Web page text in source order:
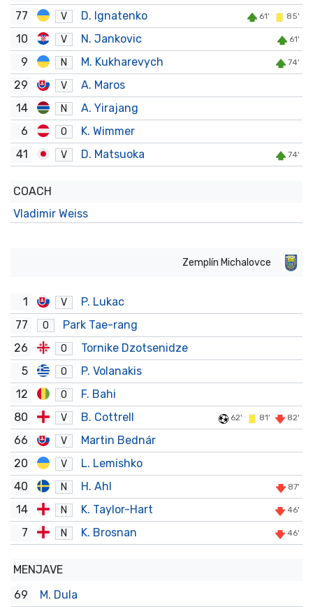
77 V D. Ignatenko 61' 85'
10 V N. Jankovic 61'
9 N M. Kukharevych 74'
29 V
A. Maros
14
N
A. Yirajang
6
O
K. Wimmer
41
V D. Matsuoka 74'
COACH
Vladimir Weiss
Zemplín Michalovce
1 V
P. Lukac
77
O
Park Tae-rang
26
O
Tornike Dzotsenidze
5
O
P. Volanakis
12
O
F. Bahi
80
V B. Cottrell 62' 81' 82'
66 V
Martin Bednár
20
V
L. Lemishko
40
N H. Ahl 87'
14 N K. Taylor-Hart 46'
7 N K. Brosnan 46'
MENJAVE
69
M. Dula